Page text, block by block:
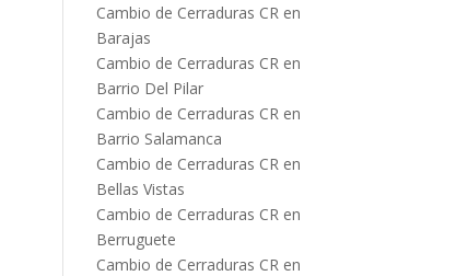
Cambio de Cerraduras CR en
Barajas
Cambio de Cerraduras CR en
Barrio Del Pilar
Cambio de Cerraduras CR en
Barrio Salamanca
Cambio de Cerraduras CR en
Bellas Vistas
Cambio de Cerraduras CR en
Berruguete
Cambio de Cerraduras CR en